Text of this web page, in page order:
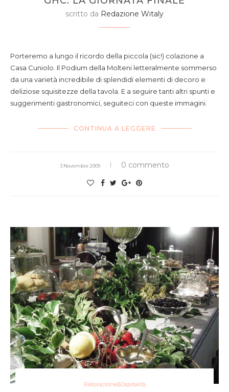
scritto da Redazione Witaly
l' incredibile colazione preparata da Casa
Cuniolo
Porteremo a lungo il ricordo della piccola (sic!) colazione a
Casa Cuniolo. Il Podium della Molteni letteralmente sommerso
da una varietà incredibile di splendidi elementi di decoro e
deliziose squisitezze della tavola. E a seguire tanti altri spunti e
suggerimenti gastronomici, seguiteci con queste immagini.
CONTINUA A LEGGERE
3 Novembre 2009 0 commento
Ristorazione&Ospitalità